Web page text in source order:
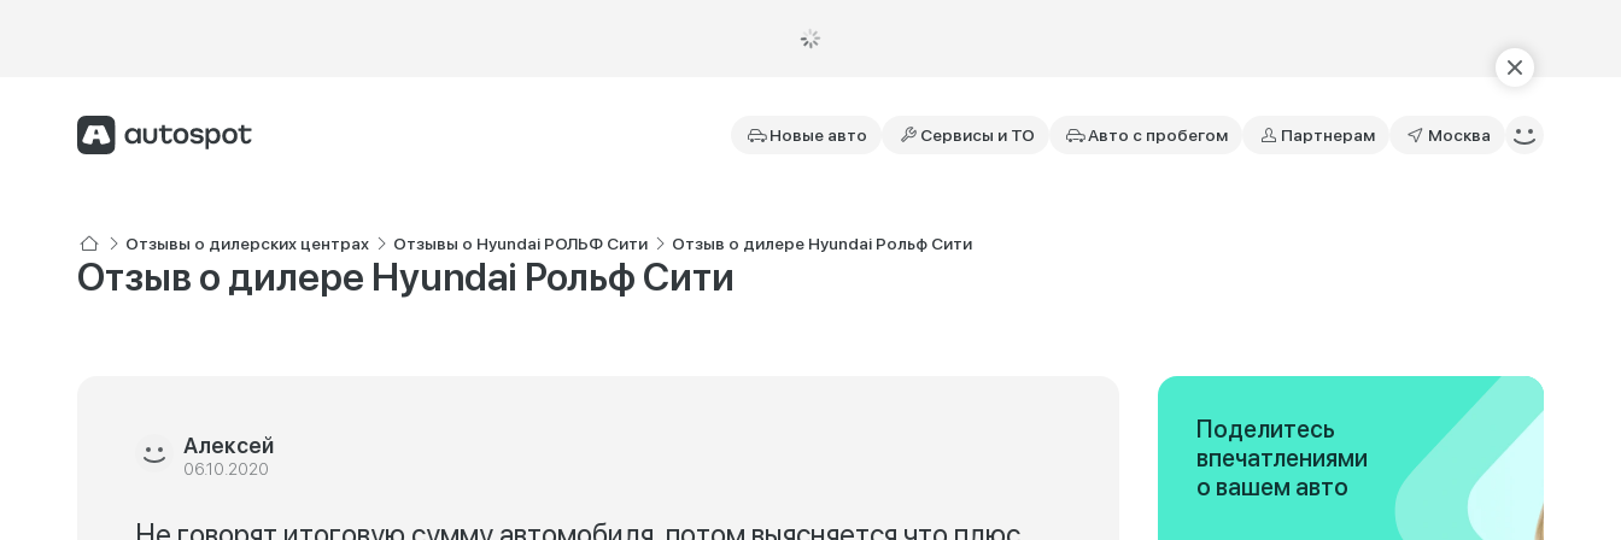
Новые авто Сервисы и ТО Авто с пробегом Партнерам Москва
Отзывы о дилерских центрах Отзывы о Hyundai РОЛЬФ Сити Отзыв о дилере Hyundai Рольф Сити
Отзыв о дилере Hyundai Рольф Сити
Алексей
06.10.2020
Поделитесь
впечатлениями
о вашем авто